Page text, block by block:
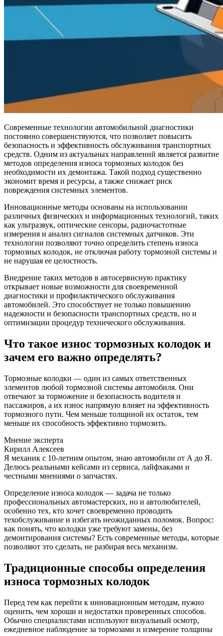
Современные технологии автомобильной диагностики
постоянно совершенствуются, что позволяет повысить
безопасность и эффективность обслуживания транспортных
средств. Одним из актуальных направлений является развитие
методов определения износа тормозных колодок без
необходимости их демонтажа. Такой подход существенно
экономит время и ресурсы, а также снижает риск
повреждения системных элементов.
Инновационные методы основаны на использовании
различных физических и информационных технологий, таких
как ультразвук, оптические сенсоры, радиочастотные
измерения и анализ сигналов системных датчиков. Эти
технологии позволяют точно определить степень износа
тормозных колодок, не отключая работу тормозной системы и
не нарушая ее целостность.
Внедрение таких методов в автосервисную практику
открывает новые возможности для своевременной
диагностики и профилактического обслуживания
автомобилей. Это способствует не только повышению
надежности и безопасности транспортных средств, но и
оптимизации процедур технического обслуживания.
Что такое износ тормозных колодок и
зачем его важно определять?
Тормозные колодки — один из самых ответственных
элементов любой тормозной системы автомобиля. Они
отвечают за торможение и безопасность водителя и
пассажиров, а их износ напрямую влияет на эффективность
тормозного пути. Чем меньше толщиной их остаток, тем
меньше их способность эффективно тормозить.
Мнение эксперта
Кирилл Алексеев
Я механик с 10-летним опытом, знаю автомобили от А до Я.
Делюсь реальными кейсами из сервиса, лайфхаками и
честными мнениями о запчастях.
Определение износа колодок — задача не только
профессиональных автомастерских, но и автолюбителей,
особенно тех, кто хочет своевременно проводить
техобслуживание и избегать неожиданных поломок. Вопрос:
как понять, что колодки уже требуют замены, без
демонтирования системы? Есть современные методы, которые
позволяют это сделать, не разбирая весь механизм.
Традиционные способы определения
износа тормозных колодок
Перед тем как перейти к инновационным методам, нужно
оценить, чем хороши и недостатки проверенных способов.
Обычно специалистами используют визуальный осмотр,
ежедневное наблюдение за тормозами и измерение толщины